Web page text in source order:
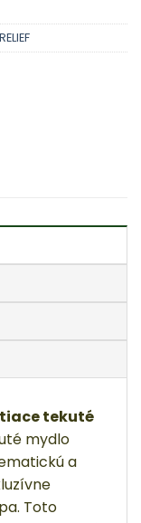
tekuté
mydlo
a
Toto